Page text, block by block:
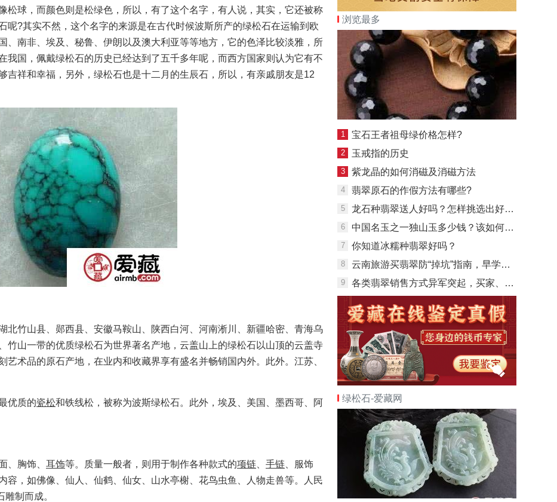
球，而颜色则是松绿色，所以，有了这个名字，有人说，其实，它还被称
呢?其实不然，这个名字的来源是在古代时候波斯所产的绿松石在运输到欧
、南非、埃及、秘鲁、伊朗以及澳大利亚等等地方，它的色泽比较淡雅，所
我国，佩戴绿松石的历史已经达到了五千多年呢，而西方国家则认为它有不
吉祥和幸福，另外，绿松石也是十二月的生辰石，所以，有亲戚朋友是12
竹山县、郧西县、安徽马鞍山、陕西白河、河南淅川、新疆哈密、青海乌
竹山一带的优质绿松石为世界著名产地，云盖山上的绿松石以山顶的云盖寺
术品的原石产地，在业内和收藏界享有盛名并畅销国内外。此外。江苏、
优质的瓷松和铁线松，被称为波斯绿松石。此外，埃及、美国、墨西哥、阿
胸饰、 耳饰等。质量一般者，则用于制作各种款式的项链 手链 、服饰
容，如佛像、仙人、仙鹤、仙女、山水亭榭、花鸟虫鱼、人物走兽等。人民
制而成。
浏览最多
1 宝石王者祖母绿价格怎样?
2 玉戒指的历史
3 紫龙晶的如何消磁及消磁方法
4 翡翠原石的作假方法有哪些?
5 龙石种翡翠送人好吗？怎样挑选出好的龙石种翡翠？
6 中国名玉之一独山玉多少钱？该如何鉴别？
7 你知道冰糯种翡翠好吗？
8 云南旅游买翡翠防“掉坑”指南，早学会就不用被坑了
9 各类翡翠销售方式异军突起，买家、卖家又该如何选择？
绿松石-爱藏网